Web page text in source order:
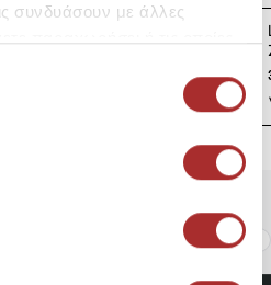
συνδυάσουν με άλλες